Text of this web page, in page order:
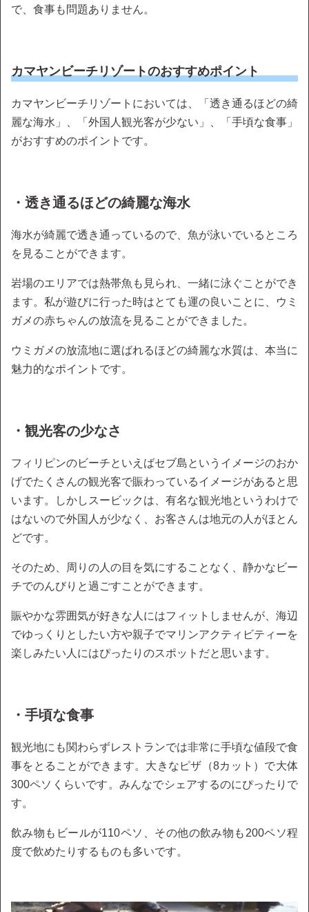
で、食事も問題ありません。
カマヤンビーチリゾートのおすすめポイント
カマヤンビーチリゾートにおいては、「透き通るほどの綺
麗な海水」、「外国人観光客が少ない」、「手頃な食事」
がおすすめのポイントです。
・透き通るほどの綺麗な海水
海水が綺麗で透き通っているので、魚が泳いでいるところ
を見ることができます。
岩場のエリアでは熱帯魚も見られ、一緒に泳ぐことができ
ます。私が遊びに行った時はとても運の良いことに、ウミ
ガメの赤ちゃんの放流を見ることができました。
ウミガメの放流地に選ばれるほどの綺麗な水質は、本当に
魅力的なポイントです。
・観光客の少なさ
フィリピンのビーチといえばセブ島というイメージのおか
げでたくさんの観光客で賑わっているイメージがあると思
います。しかしスービックは、有名な観光地というわけで
はないので外国人が少なく、お客さんは地元の人がほとん
どです。
そのため、周りの人の目を気にすることなく、静かなビー
チでのんびりと過ごすことができます。
賑やかな雰囲気が好きな人にはフィットしませんが、海辺
でゆっくりとしたい方や親子でマリンアクティビティーを
楽しみたい人にはぴったりのスポットだと思います。
・手頃な食事
観光地にも関わらずレストランでは非常に手頃な値段で食
事をとることができます。大きなピザ（8カット）で大体
300ペソくらいです。みんなでシェアするのにぴったりで
す。
飲み物もビールが110ペソ、その他の飲み物も200ペソ程
度で飲めたりするものも多いです。